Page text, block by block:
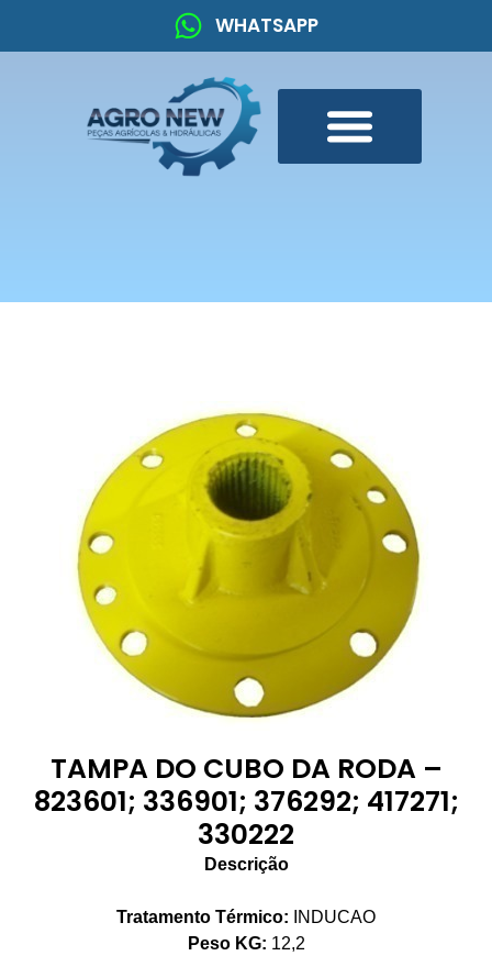
WHATSAPP
TAMPA DO CUBO DA RODA –
823601; 336901; 376292; 417271;
330222
Descrição
Tratamento Térmico: INDUCAO
Peso KG: 12,2